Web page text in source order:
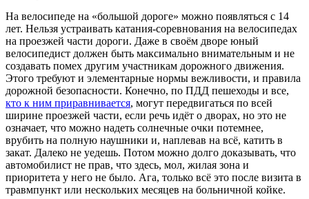
На велосипеде на «большой дороге» можно появляться с 14
лет. Нельзя устраивать катания-соревнования на велосипедах
на проезжей части дороги. Даже в своём дворе юный
велосипедист должен быть максимально внимательным и не
создавать помех другим участникам дорожного движения.
Этого требуют и элементарные нормы вежливости, и правила
дорожной безопасности. Конечно, по ПДД пешеходы и все,
кто к ним приравнивается, могут передвигаться по всей
ширине проезжей части, если речь идёт о дворах, но это не
означает, что можно надеть солнечные очки потемнее,
врубить на полную наушники и, наплевав на всё, катить в
закат. Далеко не уедешь. Потом можно долго доказывать, что
автомобилист не прав, что здесь, мол, жилая зона и
приоритета у него не было. Ага, только всё это после визита в
травмпункт или нескольких месяцев на больничной койке.